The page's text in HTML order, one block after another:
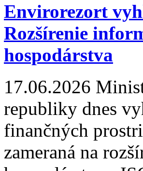
Envirorezort
Rozšírenie
hospodárstva
17.06.2026
republiky dnes
finančných
zameraná na